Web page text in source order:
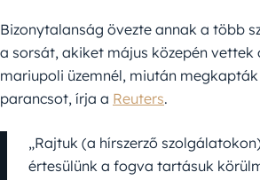
Bizonytalanság övezte annak a több
a sorsát, akiket május közepén vettek
mariupoli üzemnél, miután
parancsot, írja a Reuters.
„Rajtuk (a hírszerző
értesülünk a fogva tartásuk